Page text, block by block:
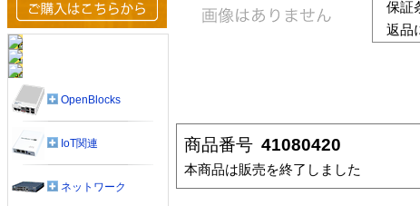
保証
返品
商品番号 41080420
本商品は販売を終了しました
OpenBlocks
IoT関連
ネットワーク